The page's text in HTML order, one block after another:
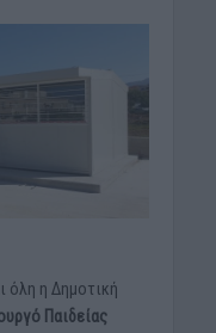
όλη η Δημοτική
Παιδείας